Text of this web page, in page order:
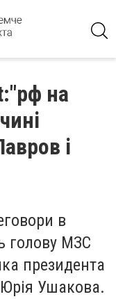
на
і
в
голову МЗС
президента
Юрія Ушакова.